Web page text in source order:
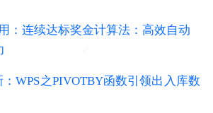
：连续达标奖金计算法：高效自动
WPS之PIVOTBY函数引领出入库数